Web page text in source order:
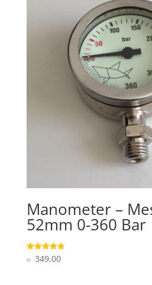
Manometer –
52mm 0-360 Bar
Vurderet
4.8
kr. 349,00